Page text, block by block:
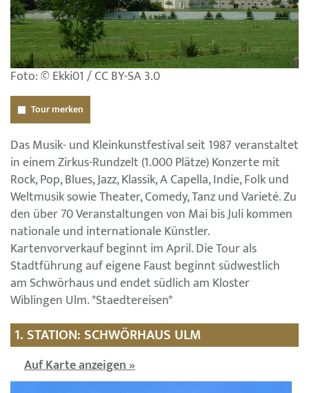
Foto: © Ekki01 / CC BY-SA 3.0
Tour merken
Das Musik- und Kleinkunstfestival seit 1987 veranstaltet
in einem Zirkus-Rundzelt (1.000 Plätze) Konzerte mit
Rock, Pop, Blues, Jazz, Klassik, A Capella, Indie, Folk und
Weltmusik sowie Theater, Comedy, Tanz und Varieté. Zu
den über 70 Veranstaltungen von Mai bis Juli kommen
nationale und internationale Künstler.
Kartenvorverkauf beginnt im April. Die Tour als
Stadtführung auf eigene Faust beginnt südwestlich
am Schwörhaus und endet südlich am Kloster
Wiblingen Ulm. *Staedtereisen*
1. STATION: SCHWÖRHAUS ULM
Auf Karte anzeigen »